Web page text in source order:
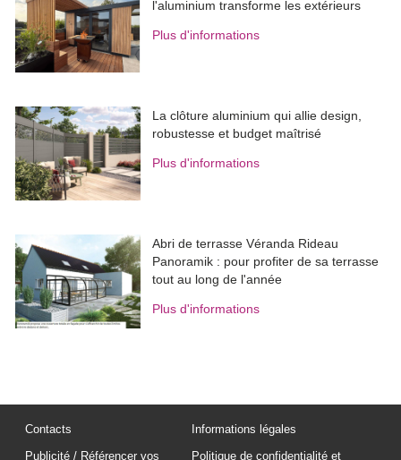
l'aluminium transforme les extérieurs
Plus d'informations
La clôture aluminium qui allie design,
robustesse et budget maîtrisé
Plus d'informations
Abri de terrasse Véranda Rideau
Panoramik : pour profiter de sa terrasse
tout au long de l'année
Plus d'informations
Contacts
Publicité / Référencer vos
Informations légales
Politique de confidentialité et